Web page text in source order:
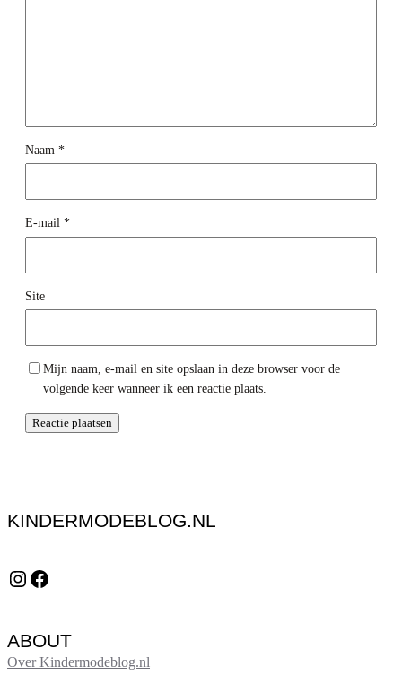
Naam *
E-mail *
Site
Mijn naam, e-mail en site opslaan in deze browser voor de
volgende keer wanneer ik een reactie plaats.
KINDERMODEBLOG.NL
Instagram Facebook
ABOUT
Over Kindermodeblog.nl